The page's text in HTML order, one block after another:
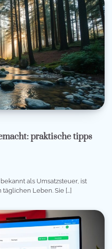
praktische tipps
als Umsatzsteuer, ist
Leben. Sie […]